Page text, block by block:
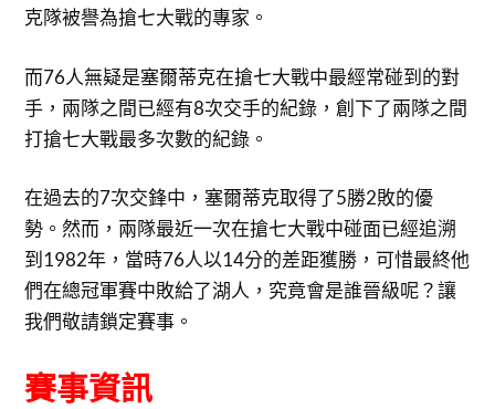
克隊被譽為搶七大戰的專家。
而76人無疑是塞爾蒂克在搶七大戰中最經常碰到的對
手，兩隊之間已經有8次交手的紀錄，創下了兩隊之間
打搶七大戰最多次數的紀錄。
在過去的7次交鋒中，塞爾蒂克取得了5勝2敗的優
勢。然而，兩隊最近一次在搶七大戰中碰面已經追溯
到1982年，當時76人以14分的差距獲勝，可惜最終他
們在總冠軍賽中敗給了湖人，究竟會是誰晉級呢？讓
我們敬請鎖定賽事。
賽事資訊